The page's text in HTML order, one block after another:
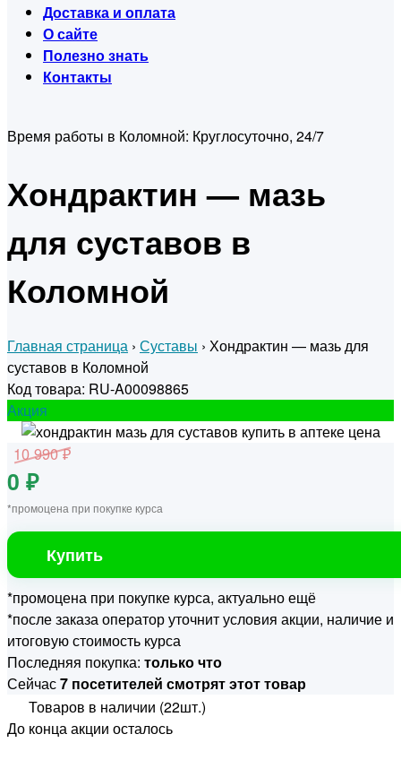
Доставка и оплата
О сайте
Полезно знать
Контакты
Время работы в Коломной: Круглосуточно, 24/7
Хондрактин — мазь
для суставов в
Коломной
Главная страница › Суставы › Хондрактин — мазь для
суставов в Коломной
Код товара: RU-A00098865
Акция
10 990 ₽
0 ₽
*промоцена при покупке курса
Купить
*промоцена при покупке курса, актуально ещё
*после заказа оператор уточнит условия акции, наличие и
итоговую стоимость курса
Последняя покупка: только что
Сейчас7 посетителей смотрят этот товар
Товаров в наличии (22шт.)
До конца акции осталось